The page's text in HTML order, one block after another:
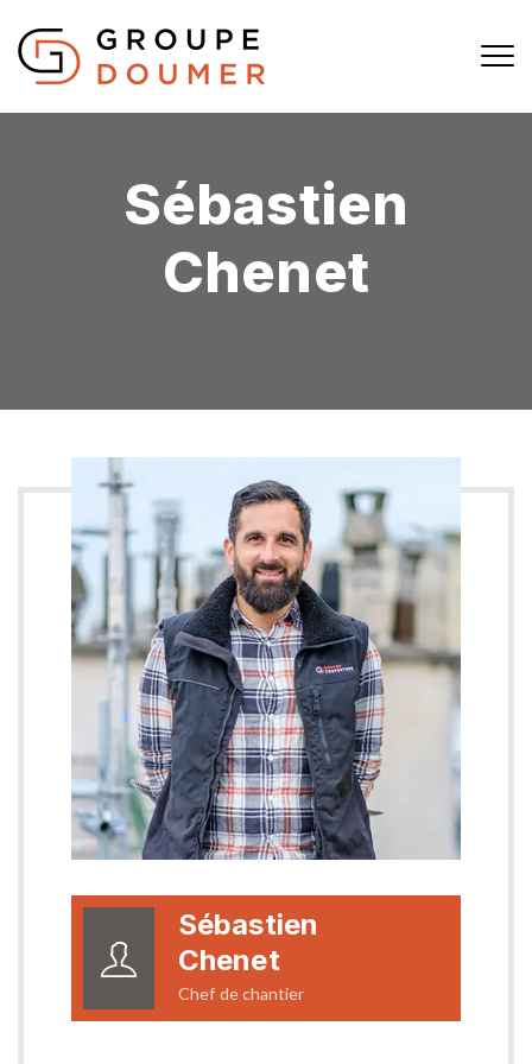
Sébastien
Chenet
Sébastien
Chenet
Chef de chantier